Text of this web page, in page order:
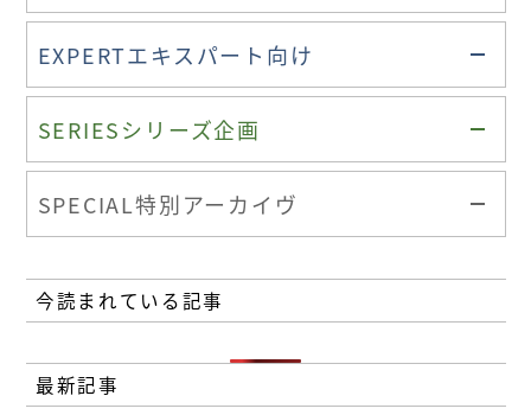
EXPERTエキスパート向け
SERIESシリーズ企画
SPECIAL特別アーカイヴ
今読まれている記事
最新記事